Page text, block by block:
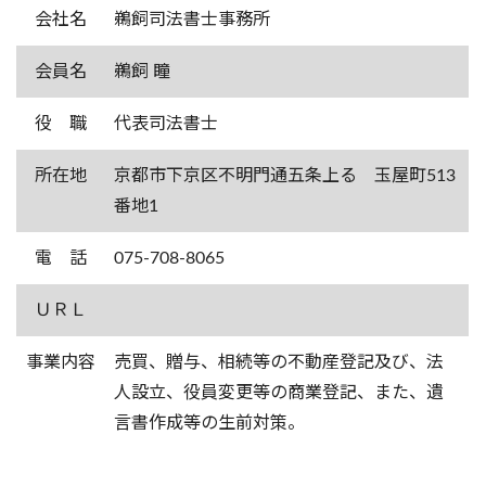
会社名 鵜飼司法書士事務所
会員名 鵜飼 瞳
役 職 代表司法書士
所在地
京都市下京区不明門通五条上る 玉屋町513
番地1
電 話 075-708-8065
ＵＲＬ
事業内容
売買、贈与、相続等の不動産登記及び、法
人設立、役員変更等の商業登記、また、遺
言書作成等の生前対策。